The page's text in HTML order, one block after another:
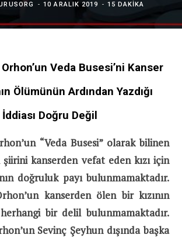
10 ARALIK 2019 15 DAKIKA
Veda Busesi’ni Kanser
Ölümünün Ardından Yazdığı
İddiası Doğru Değil
“Veda Busesi” olarak bilinen
şiirini kanserden vefat eden kızı için
doğruluk payı bulunmamaktadır.
kanserden ölen bir kızının
bir delil bulunmamaktadır.
Sevinç Şeyhun dışında başka